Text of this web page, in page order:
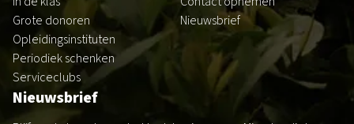
Grote donoren
Opleidingsinstituten
Periodiek schenken
Serviceclubs
Nieuwsbrief
Nieuwsbrief